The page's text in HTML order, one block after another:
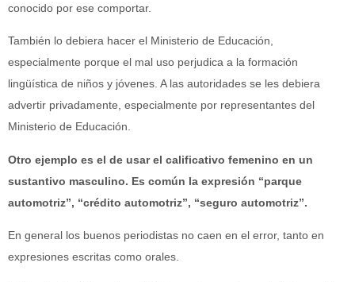
conocido por ese comportar.
También lo debiera hacer el Ministerio de Educación,
especialmente porque el mal uso perjudica a la formación
lingüística de niños y jóvenes. A las autoridades se les debiera
advertir privadamente, especialmente por representantes del
Ministerio de Educación.
Otro ejemplo es el de usar el calificativo femenino en un
sustantivo masculino. Es común la expresión “parque
automotriz”, “crédito automotriz”, “seguro automotriz”.
En general los buenos periodistas no caen en el error, tanto en
expresiones escritas como orales.